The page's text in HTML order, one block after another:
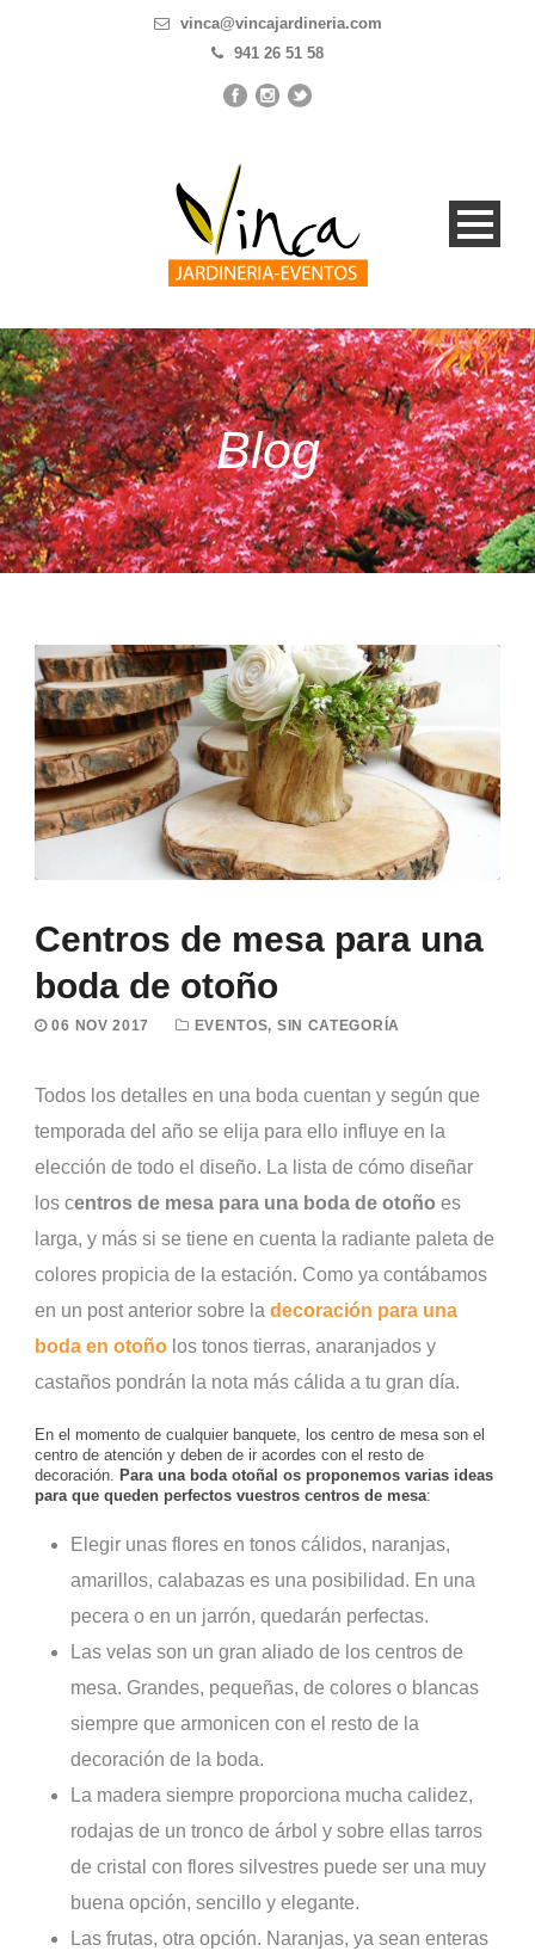
vinca@vincajardineria.com
941 26 51 58
Blog
Centros de mesa para una
boda de otoño
06 NOV 2017 EVENTOS, SIN CATEGORÍA
Todos los detalles en una boda cuentan y según que
temporada del año se elija para ello influye en la
elección de todo el diseño. La lista de cómo diseñar
los centros de mesa para una boda de otoño es
larga, y más si se tiene en cuenta la radiante paleta de
colores propicia de la estación. Como ya contábamos
en un post anterior sobre la decoración para una
boda en otoño los tonos tierras, anaranjados y
castaños pondrán la nota más cálida a tu gran día.
En el momento de cualquier banquete, los centro de mesa son el
centro de atención y deben de ir acordes con el resto de
decoración. Para una boda otoñal os proponemos varias ideas
para que queden perfectos vuestros centros de mesa:
Elegir unas flores en tonos cálidos, naranjas,
amarillos, calabazas es una posibilidad. En una
pecera o en un jarrón, quedarán perfectas.
Las velas son un gran aliado de los centros de
mesa. Grandes, pequeñas, de colores o blancas
siempre que armonicen con el resto de la
decoración de la boda.
La madera siempre proporciona mucha calidez,
rodajas de un tronco de árbol y sobre ellas tarros
de cristal con flores silvestres puede ser una muy
buena opción, sencillo y elegante.
Las frutas, otra opción. Naranjas, ya sean enteras